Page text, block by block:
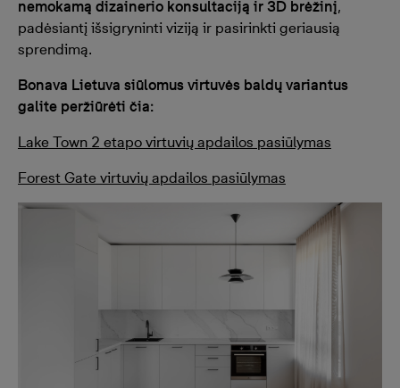
nemokamą dizainerio konsultaciją ir 3D brėžinį,
padėsiantį išsigryninti viziją ir pasirinkti geriausią
sprendimą.
Bonava Lietuva siūlomus virtuvės baldų variantus
galite peržiūrėti čia:
Lake Town 2 etapo virtuvių apdailos pasiūlymas
Forest Gate virtuvių apdailos pasiūlymas